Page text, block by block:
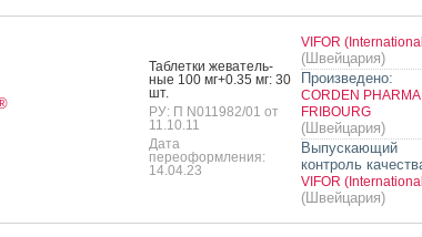
Таб­летки же­ватель­
ные 100 мг+0.35 мг: 30
шт.
РУ: П N011982/01 от
11.10.11
Дата
переоформления:
14.04.23
VIFOR
(Швейцария)
Произведено:
CORDEN PHARMA
FRIBOURG
(Швейцария)
Выпускающий
контроль
VIFOR
(Швейцария)